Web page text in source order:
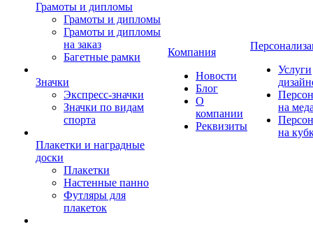
Грамоты и дипломы
Грамоты и дипломы
Грамоты и дипломы
на заказ
Багетные рамки
Значки
Экспресс-значки
Значки по видам
спорта
Плакетки и наградные
доски
Плакетки
Настенные панно
Футляры для
плакеток
Компания
Новости
Блог
О
компании
Реквизиты
Услуги
на
на